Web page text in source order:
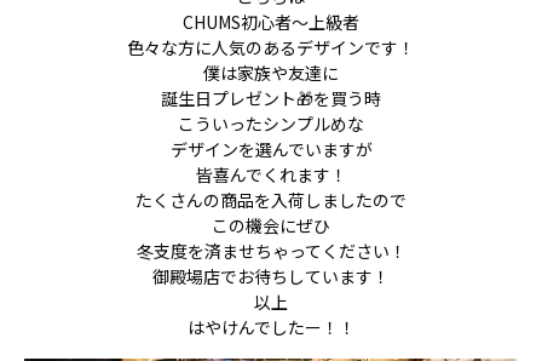
CHUMS初心者～上級者
色々な方に人気のあるデザインです！
僕は家族や友達に
誕生日プレゼント🎁を買う時
こういったシンプルめな
デザインを選んでいますが
皆喜んでくれます！
たくさんの商品を入荷しましたので
この機会にぜひ
冬支度を済ませちゃってください！
御殿場店でお待ちしています！
以上
はやけんでしたー！！